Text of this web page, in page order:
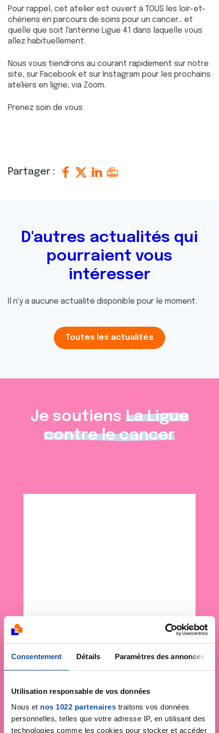
Consentement Détails Paramètres des annonces
Utilisation responsable de vos données
Nous et nos 1022 partenaires traitons vos données
personnelles, telles que votre adresse IP, en utilisant des
technologies comme les cookies pour stocker et accéder
Pour rappel, cet atelier est ouvert à TOUS les loir-et-
chériens en parcours de soins pour un cancer... et
quelle que soit l'antenne Ligue 41 dans laquelle vous
allez habituellement.
Nous vous tiendrons au courant rapidement sur notre
site, sur Facebook et sur Instagram pour les prochains
ateliers en ligne, via Zoom.
Prenez soin de vous
Partager :
D'autres actualités qui
pourraient vous
intéresser
Il n'y a aucune actualité disponible pour le moment.
Toutes les actualités
Je soutiens La Ligue
contre le cancer